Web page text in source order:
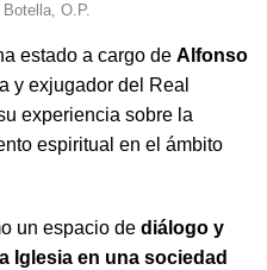
O.P.
estado a cargo de Alfonso
y exjugador del Real
experiencia sobre la
espiritual en el ámbito
un espacio de diálogo y
Iglesia en una sociedad